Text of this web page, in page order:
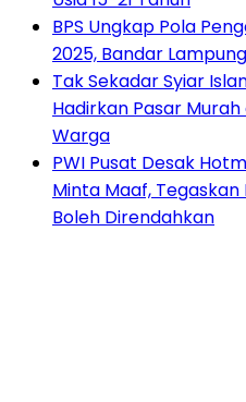
BPS Ungkap Pola
2025, Bandar
Tak Sekadar Syiar
Hadirkan Pasar
Warga
PWI Pusat Desak
Minta Maaf,
Boleh Direndahkan